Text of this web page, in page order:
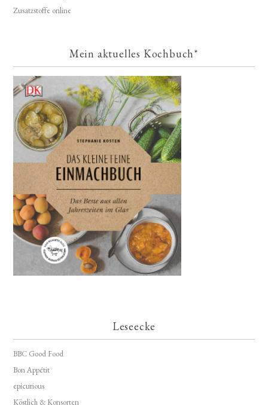
Zusatzstoffe online
Mein aktuelles Kochbuch*
Leseecke
BBC Good Food
Bon Appétit
epicurious
Köstlich & Konsorten